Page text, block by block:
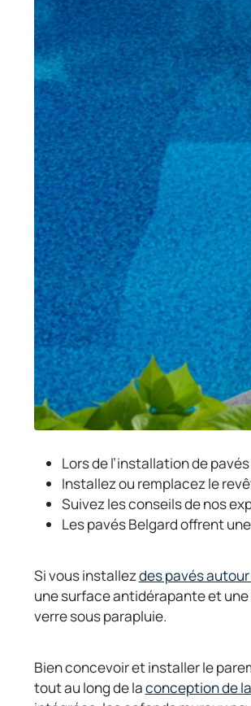
Lors de l’installation de
Installez ou remplacez le
Suivez les conseils de nos
Les pavés Belgard offrent
Si vous installezdes pavés
une surface antidérapante et une
verre sous parapluie.
Bien concevoir et installer le
tout au long de laconception de